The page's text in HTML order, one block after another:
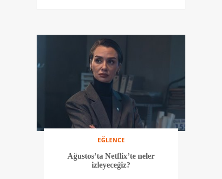
EĞLENCE
Ağustos’ta Netflix’te neler
izleyeceğiz?